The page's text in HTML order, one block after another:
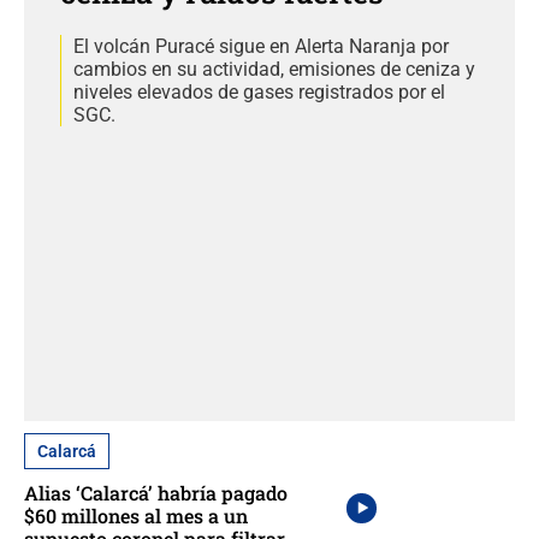
El volcán Puracé sigue en Alerta Naranja por
cambios en su actividad, emisiones de ceniza y
niveles elevados de gases registrados por el
SGC.
Calarcá
Alias ‘Calarcá’ habría pagado
$60 millones al mes a un